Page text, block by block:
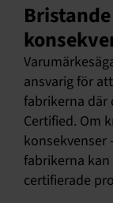
ansvarig för
fabrikerna där
Certified. Om
konsekvenser
fabrikerna
certifierade